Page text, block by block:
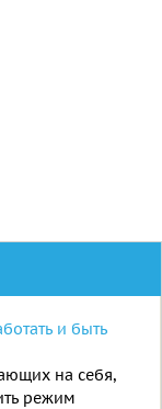
и быть
на себя,
режим